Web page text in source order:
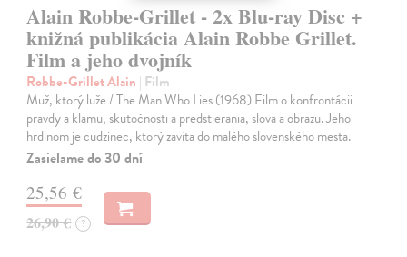
Alain Robbe-Grillet - 2x Blu-ray Disc +
knižná publikácia Alain Robbe Grillet.
Film a jeho dvojník
Robbe-Grillet Alain | Film
Muž, ktorý luže / The Man Who Lies (1968) Film o konfrontácii
pravdy a klamu, skutočnosti a predstierania, slova a obrazu. Jeho
hrdinom je cudzinec, ktorý zavíta do malého slovenského mesta.
Zasielame do 30 dní
25,56 €
26,90 € ?